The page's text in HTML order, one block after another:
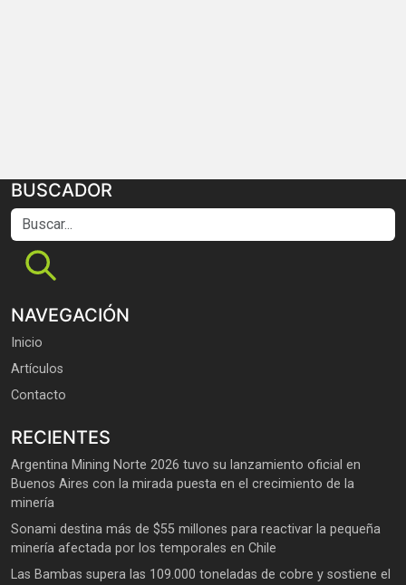
BUSCADOR
Buscar...
NAVEGACIÓN
Inicio
Artículos
Contacto
RECIENTES
Argentina Mining Norte 2026 tuvo su lanzamiento oficial en
Buenos Aires con la mirada puesta en el crecimiento de la
minería
Sonami destina más de $55 millones para reactivar la pequeña
minería afectada por los temporales en Chile
Las Bambas supera las 109.000 toneladas de cobre y sostiene el